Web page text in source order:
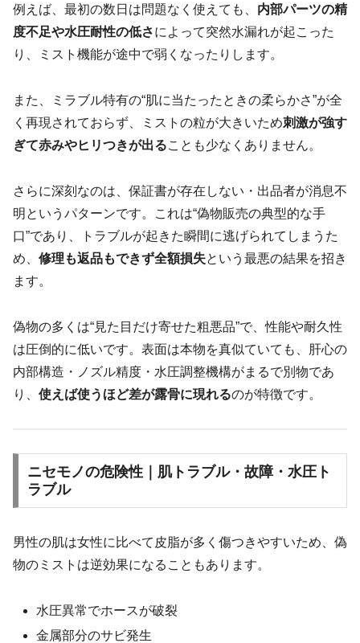
例えば、最初の数日は問題なく使えても、 内部パーツの精
度不足や水圧耐性の低さによって突然水漏れが起こった
り、ミスト機能が途中で弱くなったりします。
また、ミラブル特有の“肌に当たったときの柔らかさ”が全
く再現されておらず、ミストの粒が大きいため刺激が強す
ぎて赤みやヒリつきが出ることも少なくありません。
さらに深刻なのは、保証書が存在しない・出品者が消息不
明というパターンです。これは“偽物販売の典型的な手
口”であり、トラブルが起きた瞬間に逃げられてしまうた
め、 修理も返品もできず全額損失という最悪の結果を招き
ます。
偽物の多くは“見た目だけ寄せた粗悪品”で、性能や耐久性
は圧倒的に低いです。表面は本物を真似ていても、肝心の
内部構造・ノズル精度・水圧調整機構がまるで別物であ
り、 使えば使うほど差が露骨に現れるのが特徴です。
ニセモノの危険性｜肌トラブル・故障・水圧ト
ラブル
男性の肌は女性に比べて皮脂が多く傷つきやすいため、偽
物のミストは逆効果になることもあります。
水圧異常でホースが破裂
金属部分のサビ発生